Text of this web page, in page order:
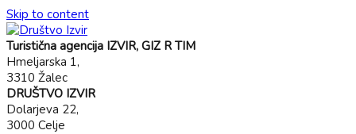
Skip to content
Turistična agencija IZVIR, GIZ R TIM
Hmeljarska 1,
3310 Žalec
DRUŠTVO IZVIR
Dolarjeva 22,
3000 Celje